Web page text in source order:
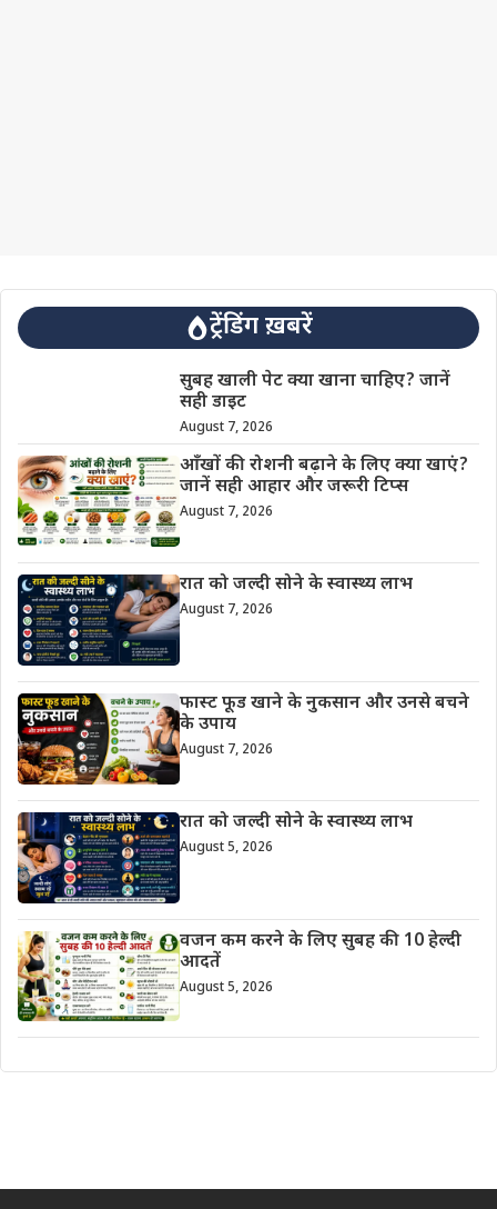
ट्रेंडिंग ख़बरें
सुबह खाली पेट क्या खाना चाहिए? जानें
सही डाइट
August 7, 2026
आँखों की रोशनी बढ़ाने के लिए क्या खाएं?
जानें सही आहार और जरूरी टिप्स
August 7, 2026
रात को जल्दी सोने के स्वास्थ्य लाभ
August 7, 2026
फास्ट फूड खाने के नुकसान और उनसे बचने
के उपाय
August 7, 2026
रात को जल्दी सोने के स्वास्थ्य लाभ
August 5, 2026
वजन कम करने के लिए सुबह की 10 हेल्दी
आदतें
August 5, 2026